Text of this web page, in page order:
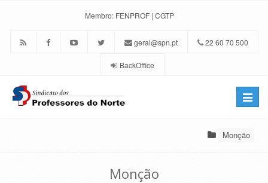
Membro: FENPROF | CGTP
geral@spn.pt 22 60 70 500
BackOffice
Toggle
Monção
Monção